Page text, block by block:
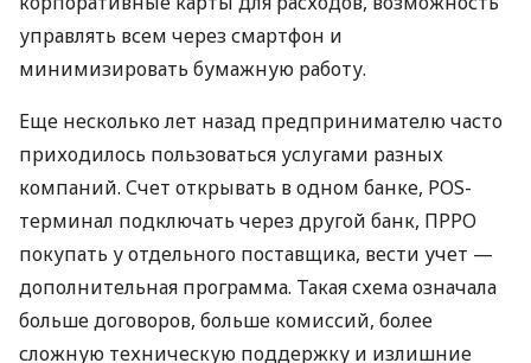
управлять всем через смартфон и
минимизировать бумажную работу.
Еще несколько лет назад предпринимателю часто
приходилось пользоваться услугами разных
компаний. Счет открывать в одном банке, POS-
терминал подключать через другой банк, ПРРО
покупать у отдельного поставщика, вести учет —
дополнительная программа. Такая схема означала
больше договоров, больше комиссий, более
сложную техническую поддержку и излишние